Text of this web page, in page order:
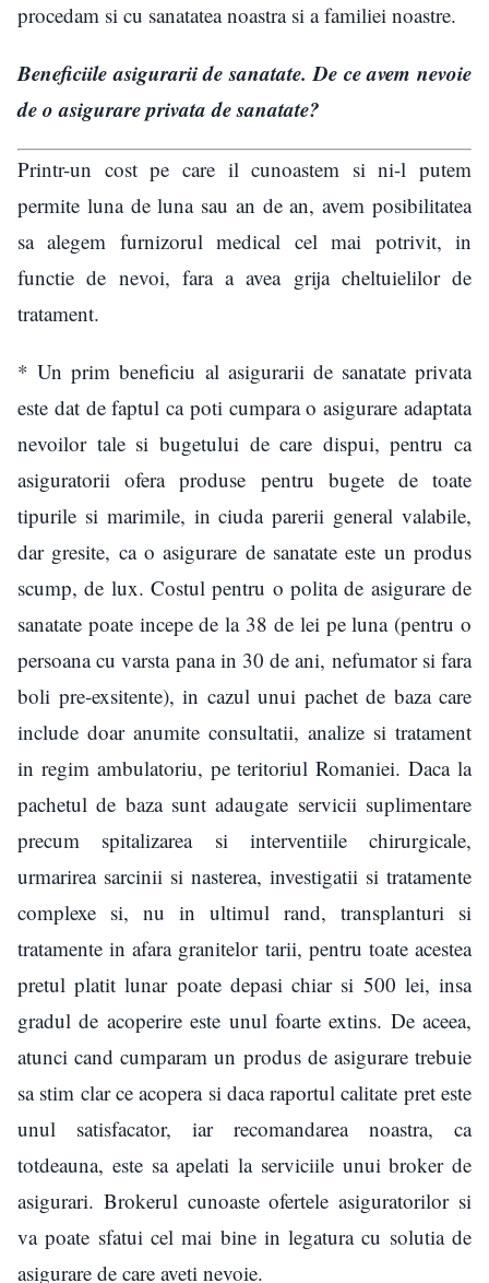
procedam si cu sanatatea noastra si a familiei noastre.
Beneficiile asigurarii de sanatate. De ce avem nevoie
de o asigurare privata de sanatate?
Printr-un cost pe care il cunoastem si ni-l putem
permite luna de luna sau an de an, avem posibilitatea
sa alegem furnizorul medical cel mai potrivit, in
functie de nevoi, fara a avea grija cheltuielilor de
tratament.
* Un prim beneficiu al asigurarii de sanatate privata
este dat de faptul ca poti cumpara o asigurare adaptata
nevoilor tale si bugetului de care dispui, pentru ca
asiguratorii ofera produse pentru bugete de toate
tipurile si marimile, in ciuda parerii general valabile,
dar gresite, ca o asigurare de sanatate este un produs
scump, de lux. Costul pentru o polita de asigurare de
sanatate poate incepe de la 38 de lei pe luna (pentru o
persoana cu varsta pana in 30 de ani, nefumator si fara
boli pre-exsitente), in cazul unui pachet de baza care
include doar anumite consultatii, analize si tratament
in regim ambulatoriu, pe teritoriul Romaniei. Daca la
pachetul de baza sunt adaugate servicii suplimentare
precum spitalizarea si interventiile chirurgicale,
urmarirea sarcinii si nasterea, investigatii si tratamente
complexe si, nu in ultimul rand, transplanturi si
tratamente in afara granitelor tarii, pentru toate acestea
pretul platit lunar poate depasi chiar si 500 lei, insa
gradul de acoperire este unul foarte extins. De aceea,
atunci cand cumparam un produs de asigurare trebuie
sa stim clar ce acopera si daca raportul calitate pret este
unul satisfacator, iar recomandarea noastra, ca
totdeauna, este sa apelati la serviciile unui broker de
asigurari. Brokerul cunoaste ofertele asiguratorilor si
va poate sfatui cel mai bine in legatura cu solutia de
asigurare de care aveti nevoie.